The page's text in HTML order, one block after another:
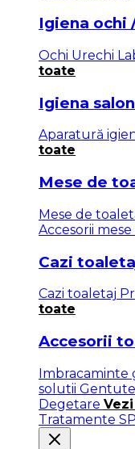
Igiena ochi
Ochi Urechi
toate
Igiena
Aparatură
toate
Mese de
Mese de
Accesorii
Cazi
Cazi toaletaj
toate
Accesorii
Imbracaminte
solutii
Degetare
Tratamente